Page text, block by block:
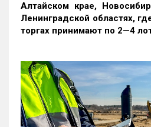
Алтайском крае,
Ленинградской областях,
торгах принимают по 2—4